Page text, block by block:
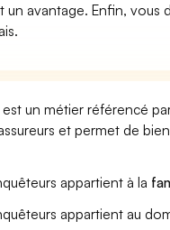
avantage. Enfin,
un métier référencé
et permet de
appartient à la
appartient au